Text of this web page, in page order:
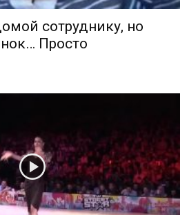
сотруднику, но
Просто